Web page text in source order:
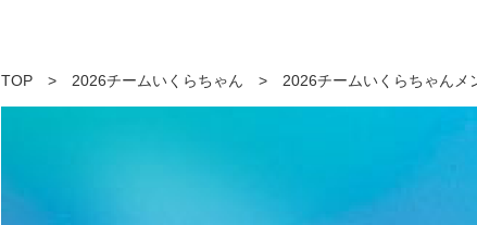
TOP> 2026チームいくらちゃん > 2026チームいくらちゃんメ